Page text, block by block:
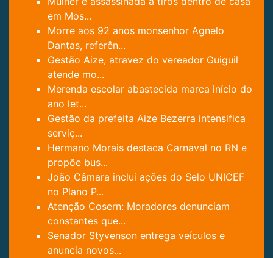
em Mos...
Morre aos 92 anos monsenhor Agnelo
Dantas, referên...
Gestão Aize, atravez do vereador Guiguil
atende mo...
Merenda escolar abastecida marca início do
ano let...
Gestão da prefeita Aize Bezerra intensifica
serviç...
Hermano Morais destaca Carnaval no RN e
propõe bus...
João Câmara inclui ações do Selo UNICEF
no Plano P...
Atenção Cosern: Moradores denunciam
constantes que...
Senador Styvenson entrega veículos e
anuncia novos...